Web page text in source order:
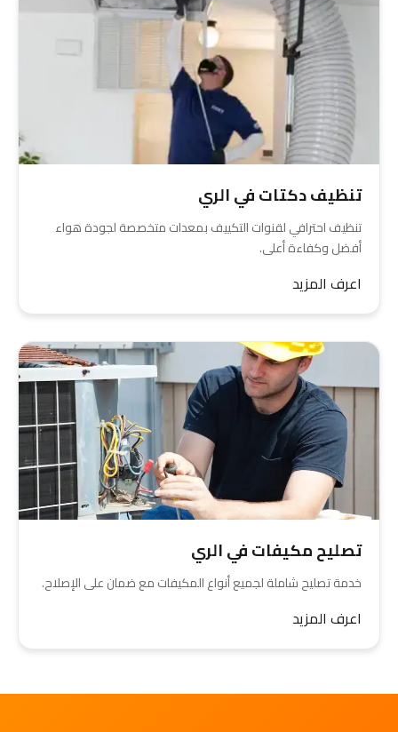
تنظيف دكتات في الري
تنظيف احترافي لقنوات التكييف بمعدات متخصصة لجودة هواء
أفضل وكفاءة أعلى.
اعرف المزيد
تصليح مكيفات في الري
خدمة تصليح شاملة لجميع أنواع المكيفات مع ضمان على الإصلاح.
اعرف المزيد